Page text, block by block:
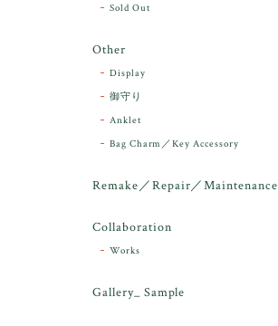
Sold Out
Other
Display
御守り
Anklet
Bag Charm／Key Accessory
Remake／Repair／Maintenance
Collaboration
Works
Gallery_ Sample